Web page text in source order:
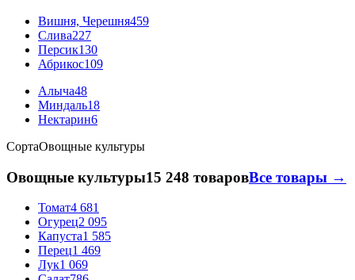
Вишня, Черешня459
Слива227
Персик130
Абрикос109
Алыча48
Миндаль18
Нектарин6
СортаОвощные культуры
Овощные культуры15 248 товаровВсе товары →
Томат4 681
Огурец2 095
Капуста1 585
Перец1 469
Лук1 069